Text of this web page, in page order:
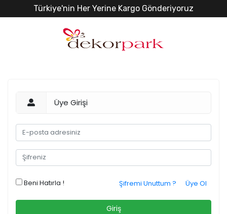
Türkiye'nin Her Yerine Kargo Gönderiyoruz
Üye Girişi
Beni Hatırla ! Üye Ol
Şifremi Unuttum ?